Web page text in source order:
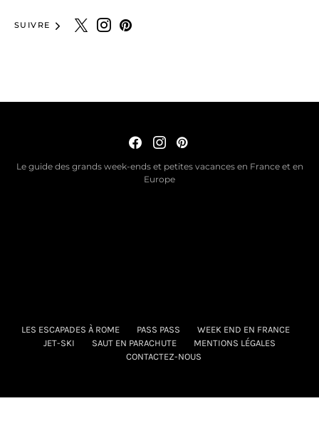
SUIVRE
Le guide des grands week-ends et petites vacances en France et en
Europe
LES ESCAPADES À ROME PASS PASS
WEEK END EN FRANCE
JET-SKI
SAUT EN PARACHUTE
MENTIONS LÉGALES
CONTACTEZ-NOUS